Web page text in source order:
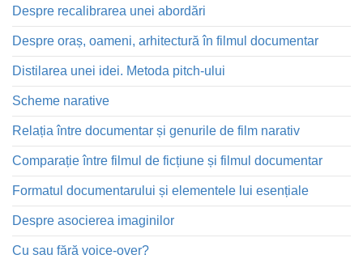
Despre recalibrarea unei abordări
Despre oraș, oameni, arhitectură în filmul documentar
Distilarea unei idei. Metoda pitch-ului
Scheme narative
Relația între documentar și genurile de film narativ
Comparație între filmul de ficțiune și filmul documentar
Formatul documentarului și elementele lui esențiale
Despre asocierea imaginilor
Cu sau fără voice-over?